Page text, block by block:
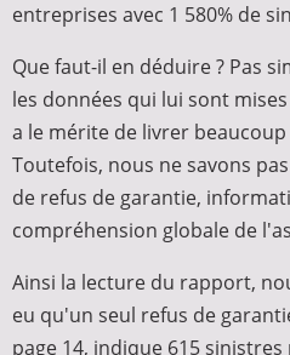
entreprises avec 1 580% de
Que faut-il en déduire ? Pas
les données qui lui sont
a le mérite de livrer
Toutefois, nous ne savons
de refus de garantie,
compréhension globale de
Ainsi la lecture du rapport,
eu qu'un seul refus de
page 14, indique 615